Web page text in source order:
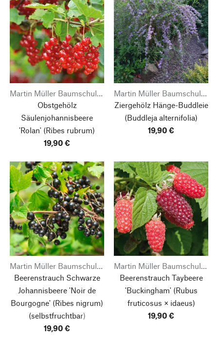
Martin Müller Baumschulen
Obstgehölz
Säulenjohannisbeere
'Rolan' (Ribes rubrum)
19,90 €
Martin Müller Baumschulen
Ziergehölz Hänge-Buddleie
(Buddleja alternifolia)
19,90 €
Martin Müller Baumschulen
Beerenstrauch Schwarze
Johannisbeere 'Noir de
Bourgogne' (Ribes nigrum)
(selbstfruchtbar)
19,90 €
Martin Müller Baumschulen
Beerenstrauch Taybeere
'Buckingham'(Rubus
fruticosus × idaeus)
19,90 €